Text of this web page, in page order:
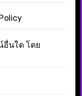
อื่นใด โดย